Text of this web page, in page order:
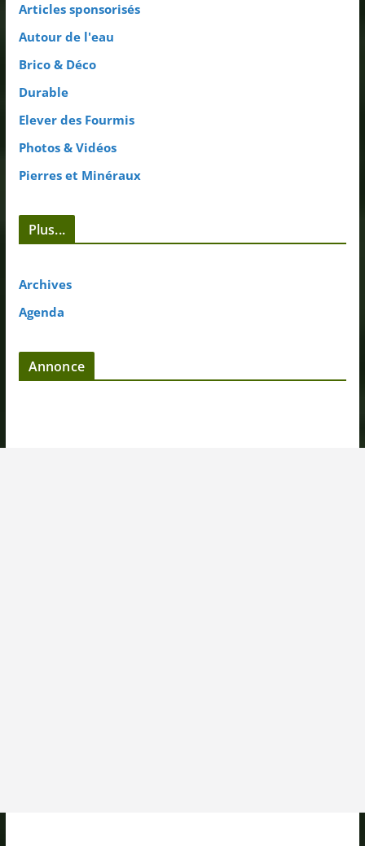
Articles sponsorisés
Autour de l'eau
Brico & Déco
Durable
Elever des Fourmis
Photos & Vidéos
Pierres et Minéraux
Plus...
Archives
Agenda
Annonce